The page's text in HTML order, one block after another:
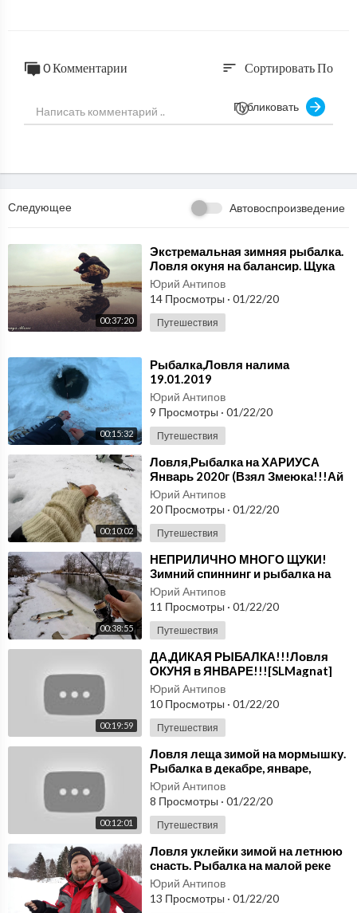
0 Комментарии sort Сортировать По
Публиковать
Следующее Автовоспроизведение
00:37:20
⁣Экстремальная зимняя рыбалка.
Ловля окуня на балансир. Щука
на жерлицы. Рыбалка на
мотоцикле.
Юрий Антипов
14 Просмотры · 01/22/20
Путешествия
00:15:32
⁣Рыбалка,Ловля налима
19.01.2019
Юрий Антипов
9 Просмотры · 01/22/20
Путешествия
00:10:02
⁣Ловля,Рыбалка на ХАРИУСА
Январь 2020г (Взял Змеюка!!!Ай
да обманочка!)
Юрий Антипов
20 Просмотры · 01/22/20
Путешествия
00:38:55
⁣НЕПРИЛИЧНО МНОГО ЩУКИ!
Зимний спиннинг и рыбалка на
щуку 2019! Ловля щуки на малой
реке зимой
Юрий Антипов
11 Просмотры · 01/22/20
Путешествия
00:19:59
⁣ДА,ДИКАЯ РЫБАЛКА!!!Ловля
ОКУНЯ в ЯНВАРЕ!!![SLMagnat]
Юрий Антипов
10 Просмотры · 01/22/20
Путешествия
00:12:01
⁣Ловля леща зимой на мормышку.
Рыбалка в декабре, январе,
феврале
Юрий Антипов
8 Просмотры · 01/22/20
Путешествия
⁣Ловля уклейки зимой на летнюю
снасть. Рыбалка на малой реке
Юрий Антипов
13 Просмотры · 01/22/20